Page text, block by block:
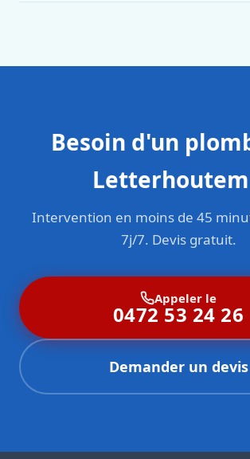
Besoin d'un
Letterhoutem
Intervention en moins de 45
7j/7. Devis gratuit.
Appeler le
0472 53 24 26
Demander un devis